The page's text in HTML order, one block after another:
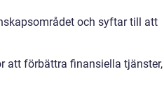
och syftar till att
att förbättra finansiella tjänster,